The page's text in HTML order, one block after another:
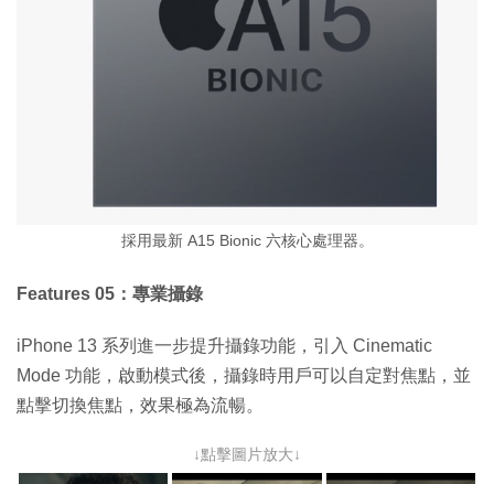
採用最新 A15 Bionic 六核心處理器。
Features 05：專業攝錄
iPhone 13 系列進一步提升攝錄功能，引入 Cinematic
Mode 功能，啟動模式後，攝錄時用戶可以自定對焦點，並
點擊切換焦點，效果極為流暢。
↓點擊圖片放大↓